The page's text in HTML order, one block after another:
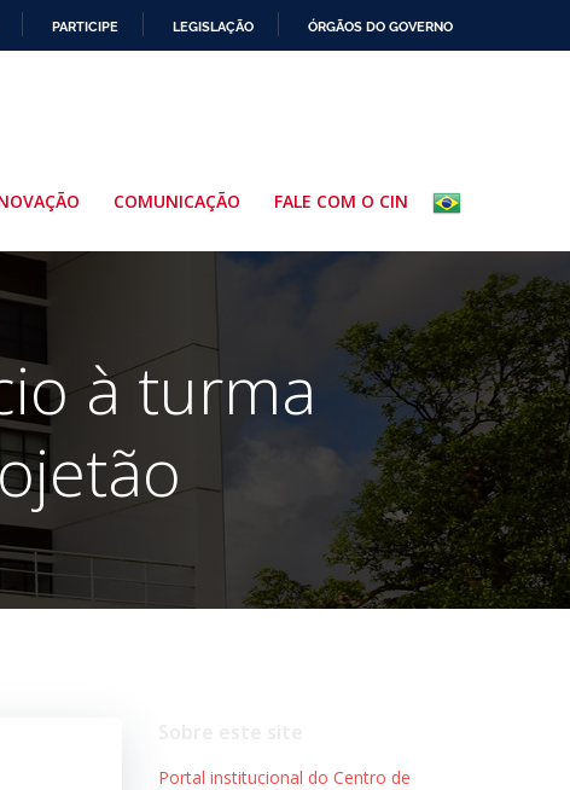
PARTICIPE LEGISLAÇÃO ÓRGÃOS DO GOVERNO
COMUNICAÇÃO FALE COM O CIN
à turma
Portal institucional do Centro de